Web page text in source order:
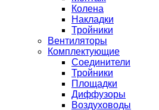
Колена
Накладки
Тройники
Вентиляторы
Комплектующие
Соединители
Тройники
Площадки
Диффузоры
Воздуховоды